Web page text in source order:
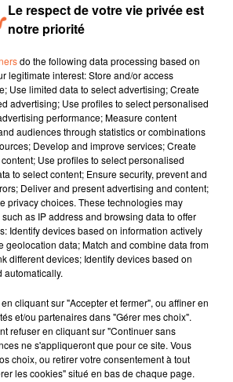
56 sec
21 JUIN ( MIDI )
vous.
Le Roc de La Peyratte en grève
s'oppose à la vente de l'Ets à un
).
les servives de l'Etat étudieront le
crématorium à Bressuire.
Socio-culturels vient de faire
du département.
le festival des cultures
" Les Arts Osés " revient cette fin
saison pour l'ensemble du club
fanion a décocher ce WE la
Le respect de votre vie privée est
notre priorité
do the following data processing based on
legitimate interest: Store and/or access
Use limited data to select advertising; Create
advertising; Use profiles to select personalised
performance; Measure content
audiences through statistics or combinations
Develop and improve services; Create
Use profiles to select personalised
to select content; Ensure security, prevent and
Deliver and present advertising and content;
privacy choices. These technologies may
as IP address and browsing data to offer
Identify devices based on information actively
geolocation data; Match and combine data from
different devices; Identify devices based on
automatically.
cliquant sur "Accepter et fermer", ou affiner en
et/ou partenaires dans "Gérer mes choix".
refuser en cliquant sur "Continuer sans
ne s'appliqueront que pour ce site. Vous
choix, ou retirer votre consentement à tout
les cookies" situé en bas de chaque page.